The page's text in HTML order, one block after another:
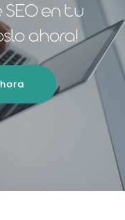
en tu
ahora!